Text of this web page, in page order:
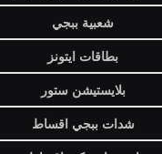
شعبية ببجي
بطاقات ايتونز
بلايستيشن ستور
شدات ببجي اقساط